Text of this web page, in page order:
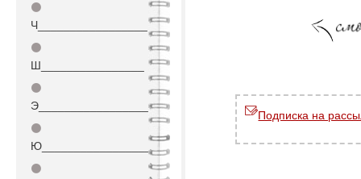
⚫
Ч_________________
⚫
Ш________________
⚫
Э_________________
⚫
Ю_________________
⚫
Подписка на